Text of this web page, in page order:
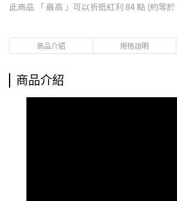
此商品 「 最高 」可以折抵紅利 84點 (約等於
商品介紹 規格說明
商品介紹